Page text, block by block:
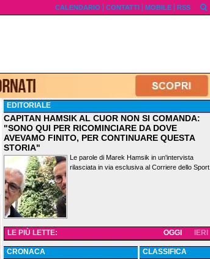
CALENDARIO CONTATTI MOBILE RSS
EDITORIALE
CAPITAN HAMSIK AL CUOR NON SI COMANDA:
"SONO QUI PER RICOMINCIARE DA DOVE
AVEVAMO FINITO, PER CONTINUARE QUESTA
STORIA"
Le parole di Marek Hamsik in un'intervista
rilasciata in via esclusiva al Corriere dello Sport.
LE PIÙ LETTE: IERI
OGGI
CRONACA CLASSIFICA